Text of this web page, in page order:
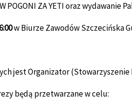
POGONI ZA YETI oraz wydawanie
w Biurze Zawodów Szczecińska
jest Organizator
będą przetwarzane w celu: